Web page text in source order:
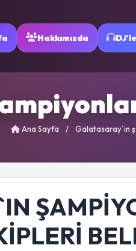
Hakkımızda
Ana Sayfa / Galatasaray`ın